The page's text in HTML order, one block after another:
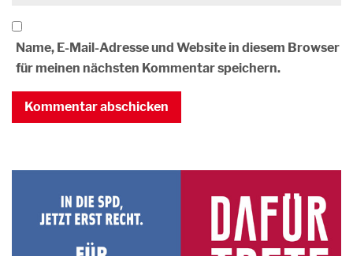
Name, E-Mail-Adresse und Website in diesem Browser
für meinen nächsten Kommentar speichern.